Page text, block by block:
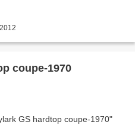
coupe-1970